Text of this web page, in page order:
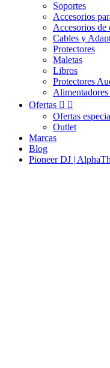
Soportes
Accesorios
Accesorios de
Cables y
Protectores
Maletas
Libros
Protectores
Ofertas  
Ofertas
Outlet
Marcas
Blog
Pioneer DJ |